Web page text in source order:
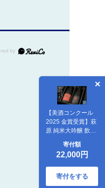
【美酒コンクール
2025 金賞受賞】萩
原 純米大吟醸 飲み
比べ2本セット
(720ml×2本) 美山
錦 ひたち錦 日本酒
K2679
寄付額
22,000円
寄付をする